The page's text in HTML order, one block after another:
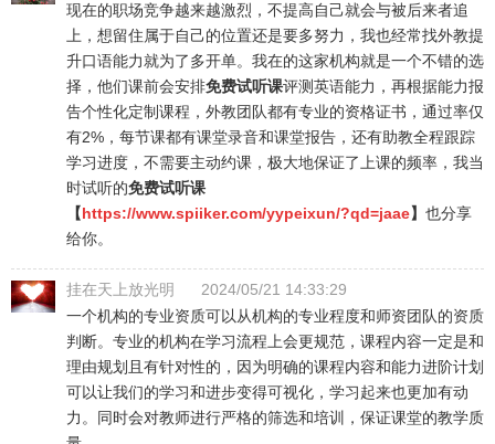
现在的职场竞争越来越激烈，不提高自己就会与被后来者追
上，想留住属于自己的位置还是要多努力，我也经常找外教提
升口语能力就为了多开单。我在的这家机构就是一个不错的选
择，他们课前会安排免费试听课评测英语能力，再根据能力报
告个性化定制课程，外教团队都有专业的资格证书，通过率仅
有2%，每节课都有课堂录音和课堂报告，还有助教全程跟踪
学习进度，不需要主动约课，极大地保证了上课的频率，我当
时试听的免费试听课
【https://www.spiiker.com/yypeixun/?qd=jaae】 也分享
给你。
挂在天上放光明
2024/05/21 14:33:29
一个机构的专业资质可以从机构的专业程度和师资团队的资质
判断。专业的机构在学习流程上会更规范，课程内容一定是和
理由规划且有针对性的，因为明确的课程内容和能力进阶计划
可以让我们的学习和进步变得可视化，学习起来也更加有动
力。同时会对教师进行严格的筛选和培训，保证课堂的教学质